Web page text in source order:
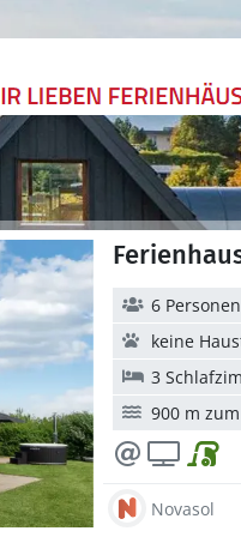
6 Personen
keine
3
900 m
Novasol